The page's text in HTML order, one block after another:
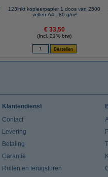
123inkt kopieerpapier 1 doos van 2500
vellen A4 - 80 g/m²
€ 33,50
(Incl. 21% btw)
Klantendienst
Contact
Levering
Betaling
Garantie
Ruilen en terugsturen